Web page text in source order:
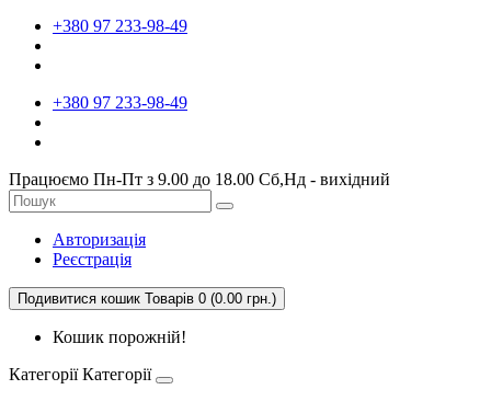
+380 97 233-98-49
+380 97 233-98-49
Працюємо Пн-Пт з 9.00 до 18.00 Сб,Нд - вихідний
Авторизація
Реєстрація
Подивитися кошик Товарів 0 (0.00 грн.)
Кошик порожній!
Категорії Категорії